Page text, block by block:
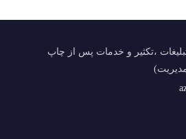
،تکثیر و خدمات پس از چاپ